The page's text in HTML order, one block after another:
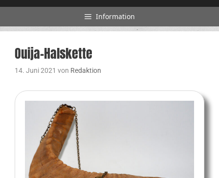
Information
Ouija-Halskette
14. Juni 2021 von Redaktion